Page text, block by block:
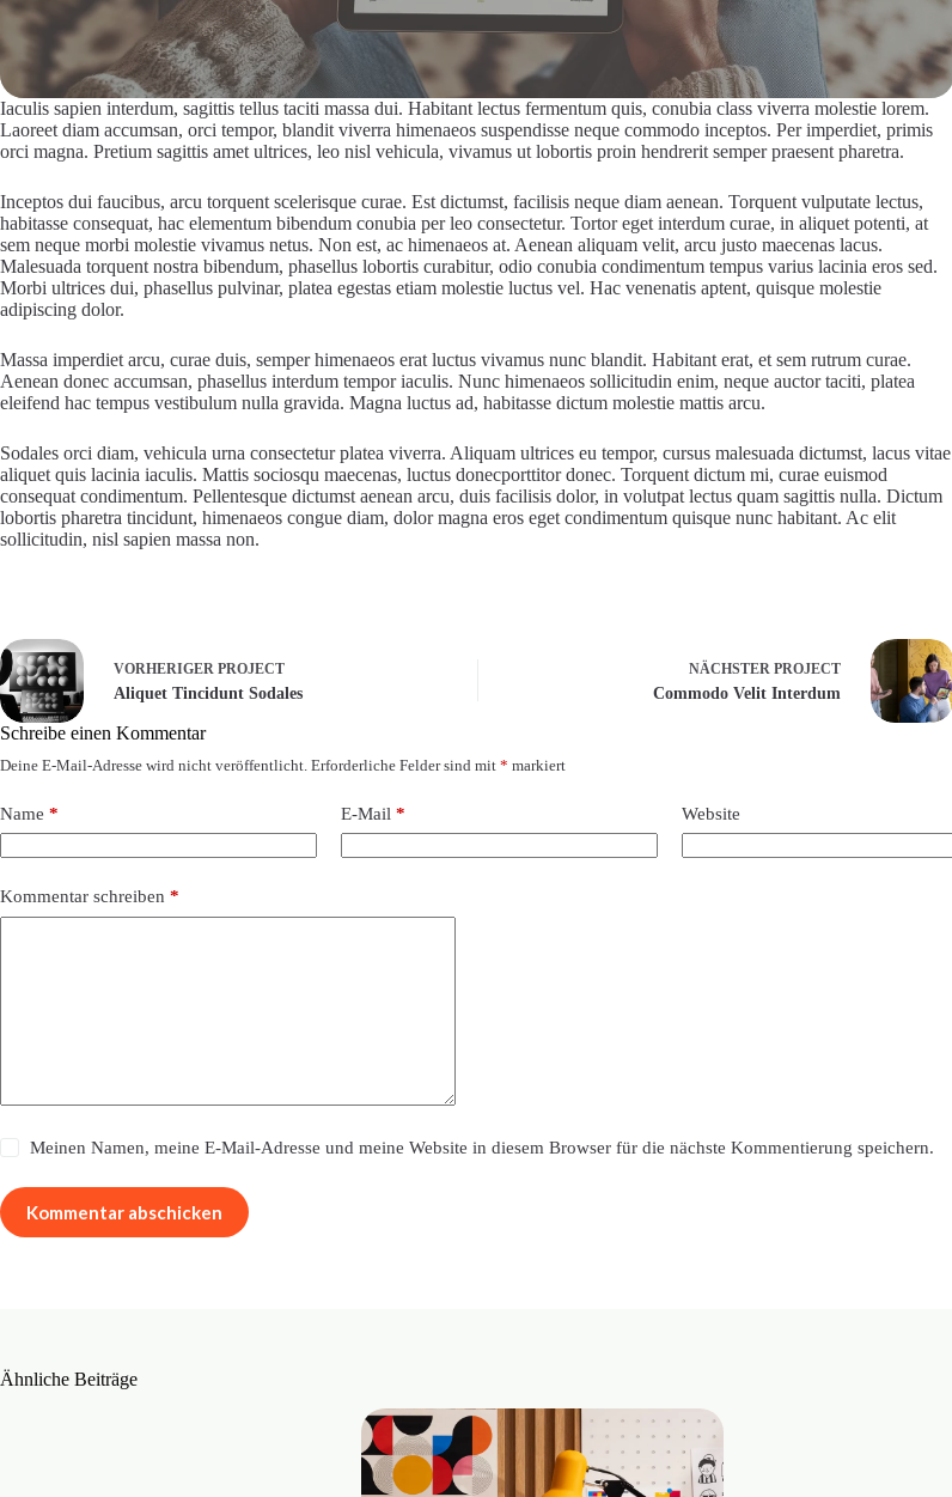
Iaculis sapien interdum, sagittis tellus taciti massa dui. Habitant lectus fermentum quis, conubia class viverra molestie lorem.
Laoreet diam accumsan, orci tempor, blandit viverra himenaeos suspendisse neque commodo inceptos. Per imperdiet, primis
orci magna. Pretium sagittis amet ultrices, leo nisl vehicula, vivamus ut lobortis proin hendrerit semper praesent pharetra.
Inceptos dui faucibus, arcu torquent scelerisque curae. Est dictumst, facilisis neque diam aenean. Torquent vulputate lectus,
habitasse consequat, hac elementum bibendum conubia per leo consectetur. Tortor eget interdum curae, in aliquet potenti, at
sem neque morbi molestie vivamus netus. Non est, ac himenaeos at. Aenean aliquam velit, arcu justo maecenas lacus.
Malesuada torquent nostra bibendum, phasellus lobortis curabitur, odio conubia condimentum tempus varius lacinia eros sed.
Morbi ultrices dui, phasellus pulvinar, platea egestas etiam molestie luctus vel. Hac venenatis aptent, quisque molestie
adipiscing dolor.
Massa imperdiet arcu, curae duis, semper himenaeos erat luctus vivamus nunc blandit. Habitant erat, et sem rutrum curae.
Aenean donec accumsan, phasellus interdum tempor iaculis. Nunc himenaeos sollicitudin enim, neque auctor taciti, platea
eleifend hac tempus vestibulum nulla gravida. Magna luctus ad, habitasse dictum molestie mattis arcu.
Sodales orci diam, vehicula urna consectetur platea viverra. Aliquam ultrices eu tempor, cursus malesuada dictumst, lacus vitae
aliquet quis lacinia iaculis. Mattis sociosqu maecenas, luctus donecporttitor donec. Torquent dictum mi, curae euismod
consequat condimentum. Pellentesque dictumst aenean arcu, duis facilisis dolor, in volutpat lectus quam sagittis nulla. Dictum
lobortis pharetra tincidunt, himenaeos congue diam, dolor magna eros eget condimentum quisque nunc habitant. Ac elit
sollicitudin, nisl sapien massa non.
VORHERIGER PROJECT
Aliquet Tincidunt Sodales
NÄCHSTERPROJECT
Commodo Velit Interdum
Schreibe einen Kommentar
Deine E-Mail-Adresse wird nicht veröffentlicht. Erforderliche Felder sind mit * markiert
Name * E-Mail * Website
Kommentar schreiben *
Meinen Namen, meine E-Mail-Adresse und meine Website in diesem Browser für die nächste Kommentierung speichern.
Kommentar abschicken
Ähnliche Beiträge